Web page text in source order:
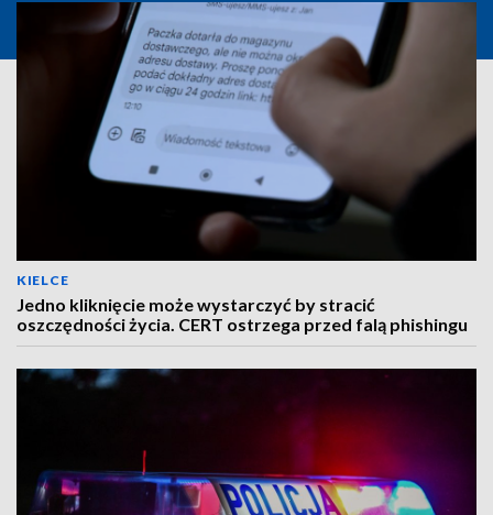
KIELCE
Jedno kliknięcie może wystarczyć by stracić
oszczędności życia. CERT ostrzega przed falą phishingu